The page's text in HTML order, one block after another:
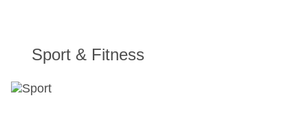
Sport & Fitness